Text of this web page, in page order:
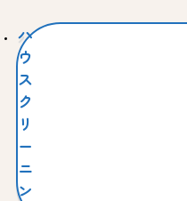
ハ
ウ
ス
ク
リ
ー
ニ
ン